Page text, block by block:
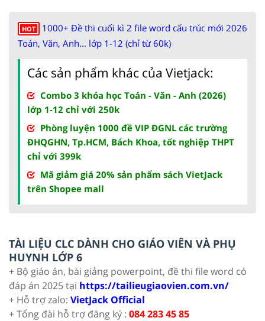
HOT
1000+ Đề thi cuối kì 2 file word cấu trúc mới 2026
Toán, Văn, Anh... lớp 1-12 (chỉ từ 60k)
Các sản phẩm khác của Vietjack:
Combo 3 khóa học Toán - Văn - Anh (2026)
lớp 1-12 chỉ với 250k
Phòng luyện 1000 đề VIP ĐGNL các trường
ĐHQGHN, Tp.HCM, Bách Khoa, tốt nghiệp THPT
chỉ với 399k
Mã giảm giá 20% sản phẩm sách VietJack
trên Shopee mall
TÀI LIỆU CLC DÀNH CHO GIÁO VIÊN VÀ PHỤ
HUYNH LỚP 6
+ Bộ giáo án, bài giảng powerpoint, đề thi file word có
đáp án 2025 tại https://tailieugiaovien.com.vn/
+ Hỗ trợ zalo: VietJack Official
+ Tổng đài hỗ trợ đăng ký : 084 283 45 85